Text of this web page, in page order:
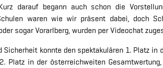
darauf begann auch schon die
waren wie wir präsent dabei, doch
sogar Vorarlberg, wurden per Videochat
Sicherheit konnte den spektakulären 1. Platz
Platz in der österreichweiten